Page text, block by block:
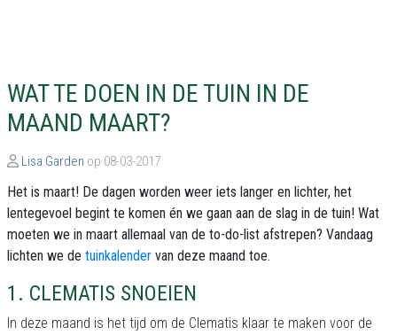
WAT TE DOEN IN DE TUIN IN DE
MAAND MAART?
Lisa Garden op 08-03-2017
Het is maart! De dagen worden weer iets langer en lichter, het
lentegevoel begint te komen én we gaan aan de slag in de tuin! Wat
moeten we in maart allemaal van de to-do-list afstrepen? Vandaag
lichten we de tuinkalender van deze maand toe.
1. CLEMATIS SNOEIEN
In deze maand is het tijd om de Clematis klaar te maken voor de